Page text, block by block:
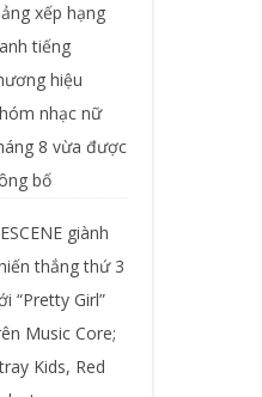
xếp hạng
tiếng
hiệu
nhạc nữ
8 vừa được
bố
giành
thắng thứ 3
“Pretty Girl”
Music Core;
Kids, Red